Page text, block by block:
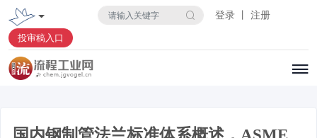
登录 丨 注册
投审稿入口